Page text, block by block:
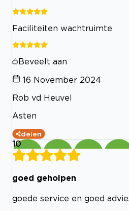
Faciliteiten wachtruimte
Beveelt aan
16 November 2024
Rob vd Heuvel
Asten
delen
10
goed geholpen
goede service en goed